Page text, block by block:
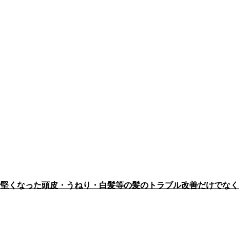
なった頭皮・うねり・白髪等の髪のトラブル改善だけでなく